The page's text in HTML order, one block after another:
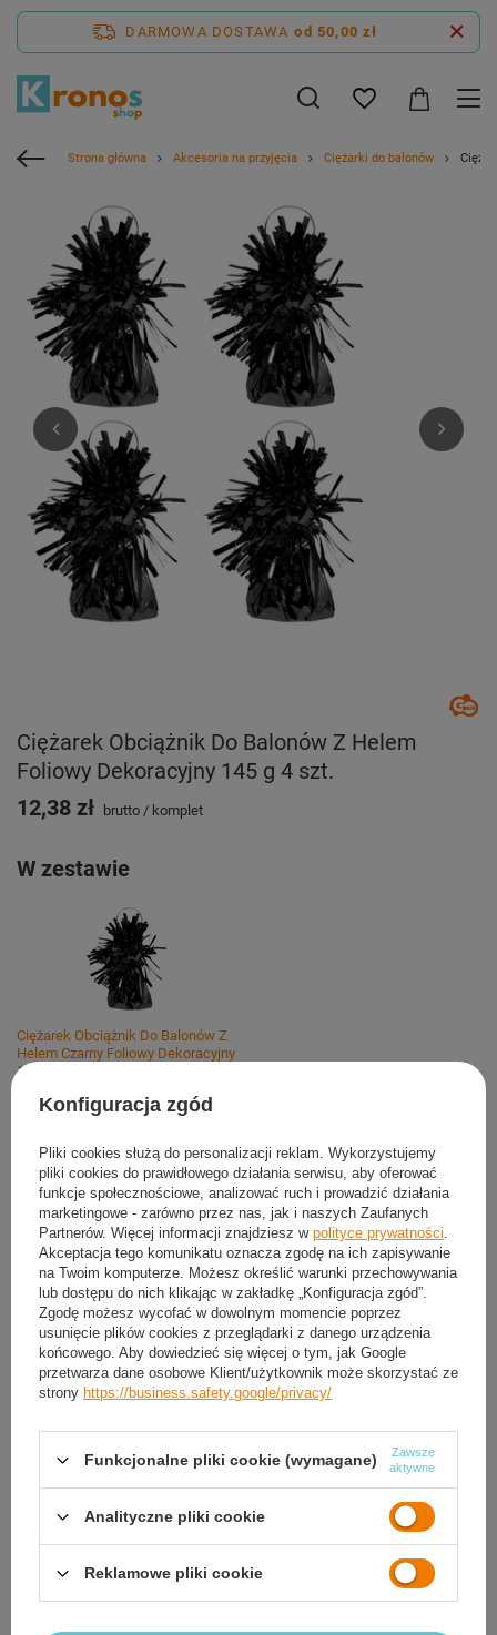
DARMOWA DOSTAWA od 50,00 zł
Strona główna Akcesoria na przyjęcia Ciężarki do balonów
Ciężarek Obciążnik Do Balonów Z Helem
Foliowy Dekoracyjny 145 g 4 szt.
W zestawie
Ciężarek Obciążnik Do Balonów Z
Helem Czarny Foliowy Dekoracyjny
145 g
12,38 zł brutto / komplet
Dodaj do koszyka
Możesz kupić także poprzez:
Produkt dostępny Wysyłkaw poniedziałek
Darmowa i szybka dostawaod50,00 zł
30dni na łatwy zwrot
Sprawdź, w którym sklepie obejrzysz i kupisz od ręki
OPIS
SZCZEGÓŁOWE DANE
Konfiguracja zgód
Pliki cookies służą do personalizacji reklam. Wykorzystujemy
pliki cookies do prawidłowego działania serwisu, aby oferować
funkcje społecznościowe, analizować ruch i prowadzić działania
marketingowe - zarówno przez nas, jak i naszych Zaufanych
Partnerów. Więcej informacji znajdziesz w polityce prywatności
Akceptacja tego komunikatu oznacza zgodę na ich zapisywanie
na Twoim komputerze. Możesz określić warunki przechowywania
lub dostępu do nich klikając w zakładkę „Konfiguracja zgód”.
Zgodę możesz wycofać w dowolnym momencie poprzez
usunięcie plików cookies z przeglądarki z danego urządzenia
końcowego. Aby dowiedzieć się więcej o tym, jak Google
przetwarza dane osobowe Klient/użytkownik może skorzystać ze
strony https://business.safety.google/privacy/
Funkcjonalne pliki cookie (wymagane)
Zawsze
aktywne
Analityczne pliki cookie
Reklamowe pliki cookie